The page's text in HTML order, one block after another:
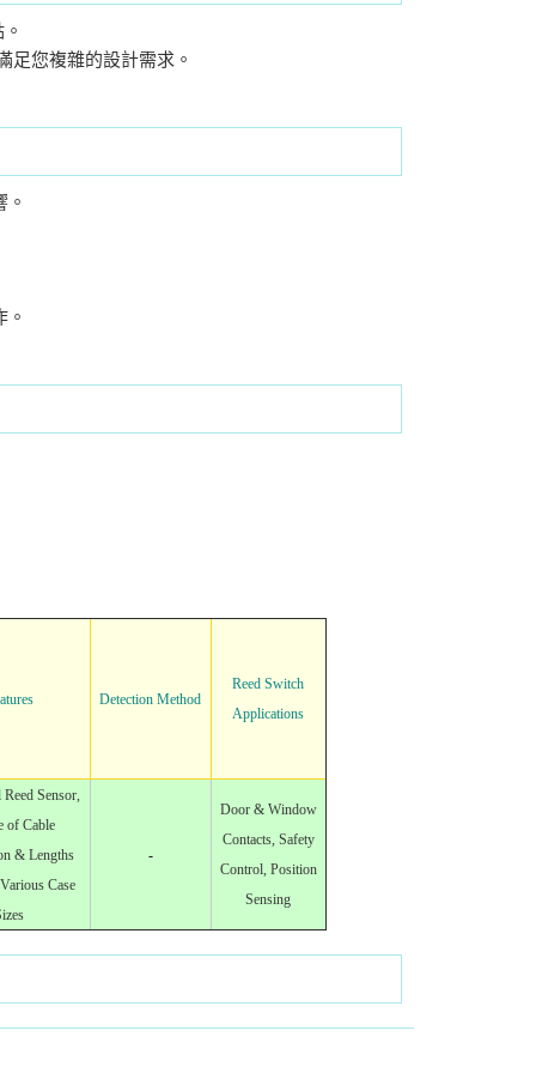
足您複雜的設計需求。
Detection Method
Reed Switch
Applications
Sensor,
of Cable
& Lengths
Case
-
Door & Window
Contacts, Safety
Control, Position
Sensing